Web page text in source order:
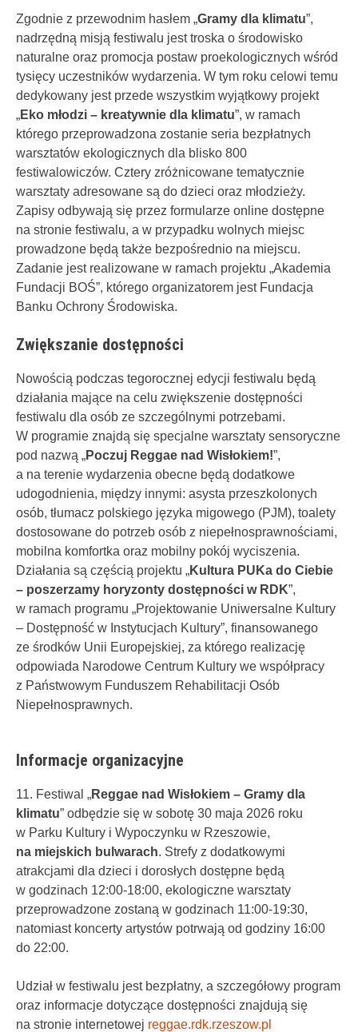
Zgodnie z przewodnim hasłem „Gramy dla klimatu”,
nadrzędną misją festiwalu jest troska o środowisko
naturalne oraz promocja postaw proekologicznych wśród
tysięcy uczestników wydarzenia. W tym roku celowi temu
dedykowany jest przede wszystkim wyjątkowy projekt
„Eko młodzi – kreatywnie dla klimatu”, w ramach
którego przeprowadzona zostanie seria bezpłatnych
warsztatów ekologicznych dla blisko 800
festiwalowiczów. Cztery zróżnicowane tematycznie
warsztaty adresowane są do dzieci oraz młodzieży.
Zapisy odbywają się przez formularze online dostępne
na stronie festiwalu, a w przypadku wolnych miejsc
prowadzone będą także bezpośrednio na miejscu.
Zadanie jest realizowane w ramach projektu „Akademia
Fundacji BOŚ”, którego organizatorem jest Fundacja
Banku Ochrony Środowiska.
Zwiększanie dostępności
Nowością podczas tegorocznej edycji festiwalu będą
działania mające na celu zwiększenie dostępności
festiwalu dla osób ze szczególnymi potrzebami.
W programie znajdą się specjalne warsztaty sensoryczne
pod nazwą „Poczuj Reggae nad Wisłokiem!”,
a na terenie wydarzenia obecne będą dodatkowe
udogodnienia, między innymi: asysta przeszkolonych
osób, tłumacz polskiego języka migowego (PJM), toalety
dostosowane do potrzeb osób z niepełnosprawnościami,
mobilna komfortka oraz mobilny pokój wyciszenia.
Działania są częścią projektu „Kultura PUKa do Ciebie
– poszerzamy horyzonty dostępności w RDK”,
w ramach programu „Projektowanie Uniwersalne Kultury
– Dostępność w Instytucjach Kultury”, finansowanego
ze środków Unii Europejskiej, za którego realizację
odpowiada Narodowe Centrum Kultury we współpracy
z Państwowym Funduszem Rehabilitacji Osób
Niepełnosprawnych.
Informacje organizacyjne
11. Festiwal „Reggae nad Wisłokiem – Gramy dla
klimatu” odbędzie się w sobotę 30 maja 2026 roku
w Parku Kultury i Wypoczynku w Rzeszowie,
na miejskich bulwarach. Strefy z dodatkowymi
atrakcjami dla dzieci i dorosłych dostępne będą
w godzinach 12:00-18:00, ekologiczne warsztaty
przeprowadzone zostaną w godzinach 11:00-19:30,
natomiast koncerty artystów potrwają od godziny 16:00
do 22:00.
Udział w festiwalu jest bezpłatny, a szczegółowy program
oraz informacje dotyczące dostępności znajdują się
na stronie internetowej reggae.rdk.rzeszow.pl